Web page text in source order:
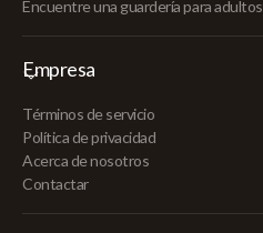
Encuentre una guardería para adultos
Empresa
Términos de servicio
Política de privacidad
Acerca de nosotros
Contactar